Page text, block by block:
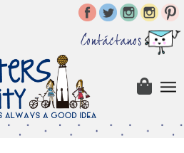
Contáctanos